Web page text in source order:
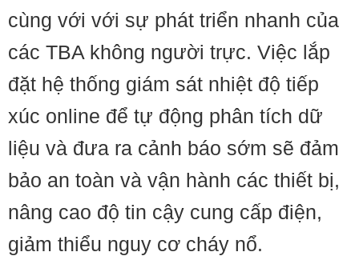
cùng với với sự phát triển nhanh của
các TBA không người trực. Việc lắp
đặt hệ thống giám sát nhiệt độ tiếp
xúc online để tự động phân tích dữ
liệu và đưa ra cảnh báo sớm sẽ đảm
bảo an toàn và vận hành các thiết bị,
nâng cao độ tin cậy cung cấp điện,
giảm thiểu nguy cơ cháy nổ.